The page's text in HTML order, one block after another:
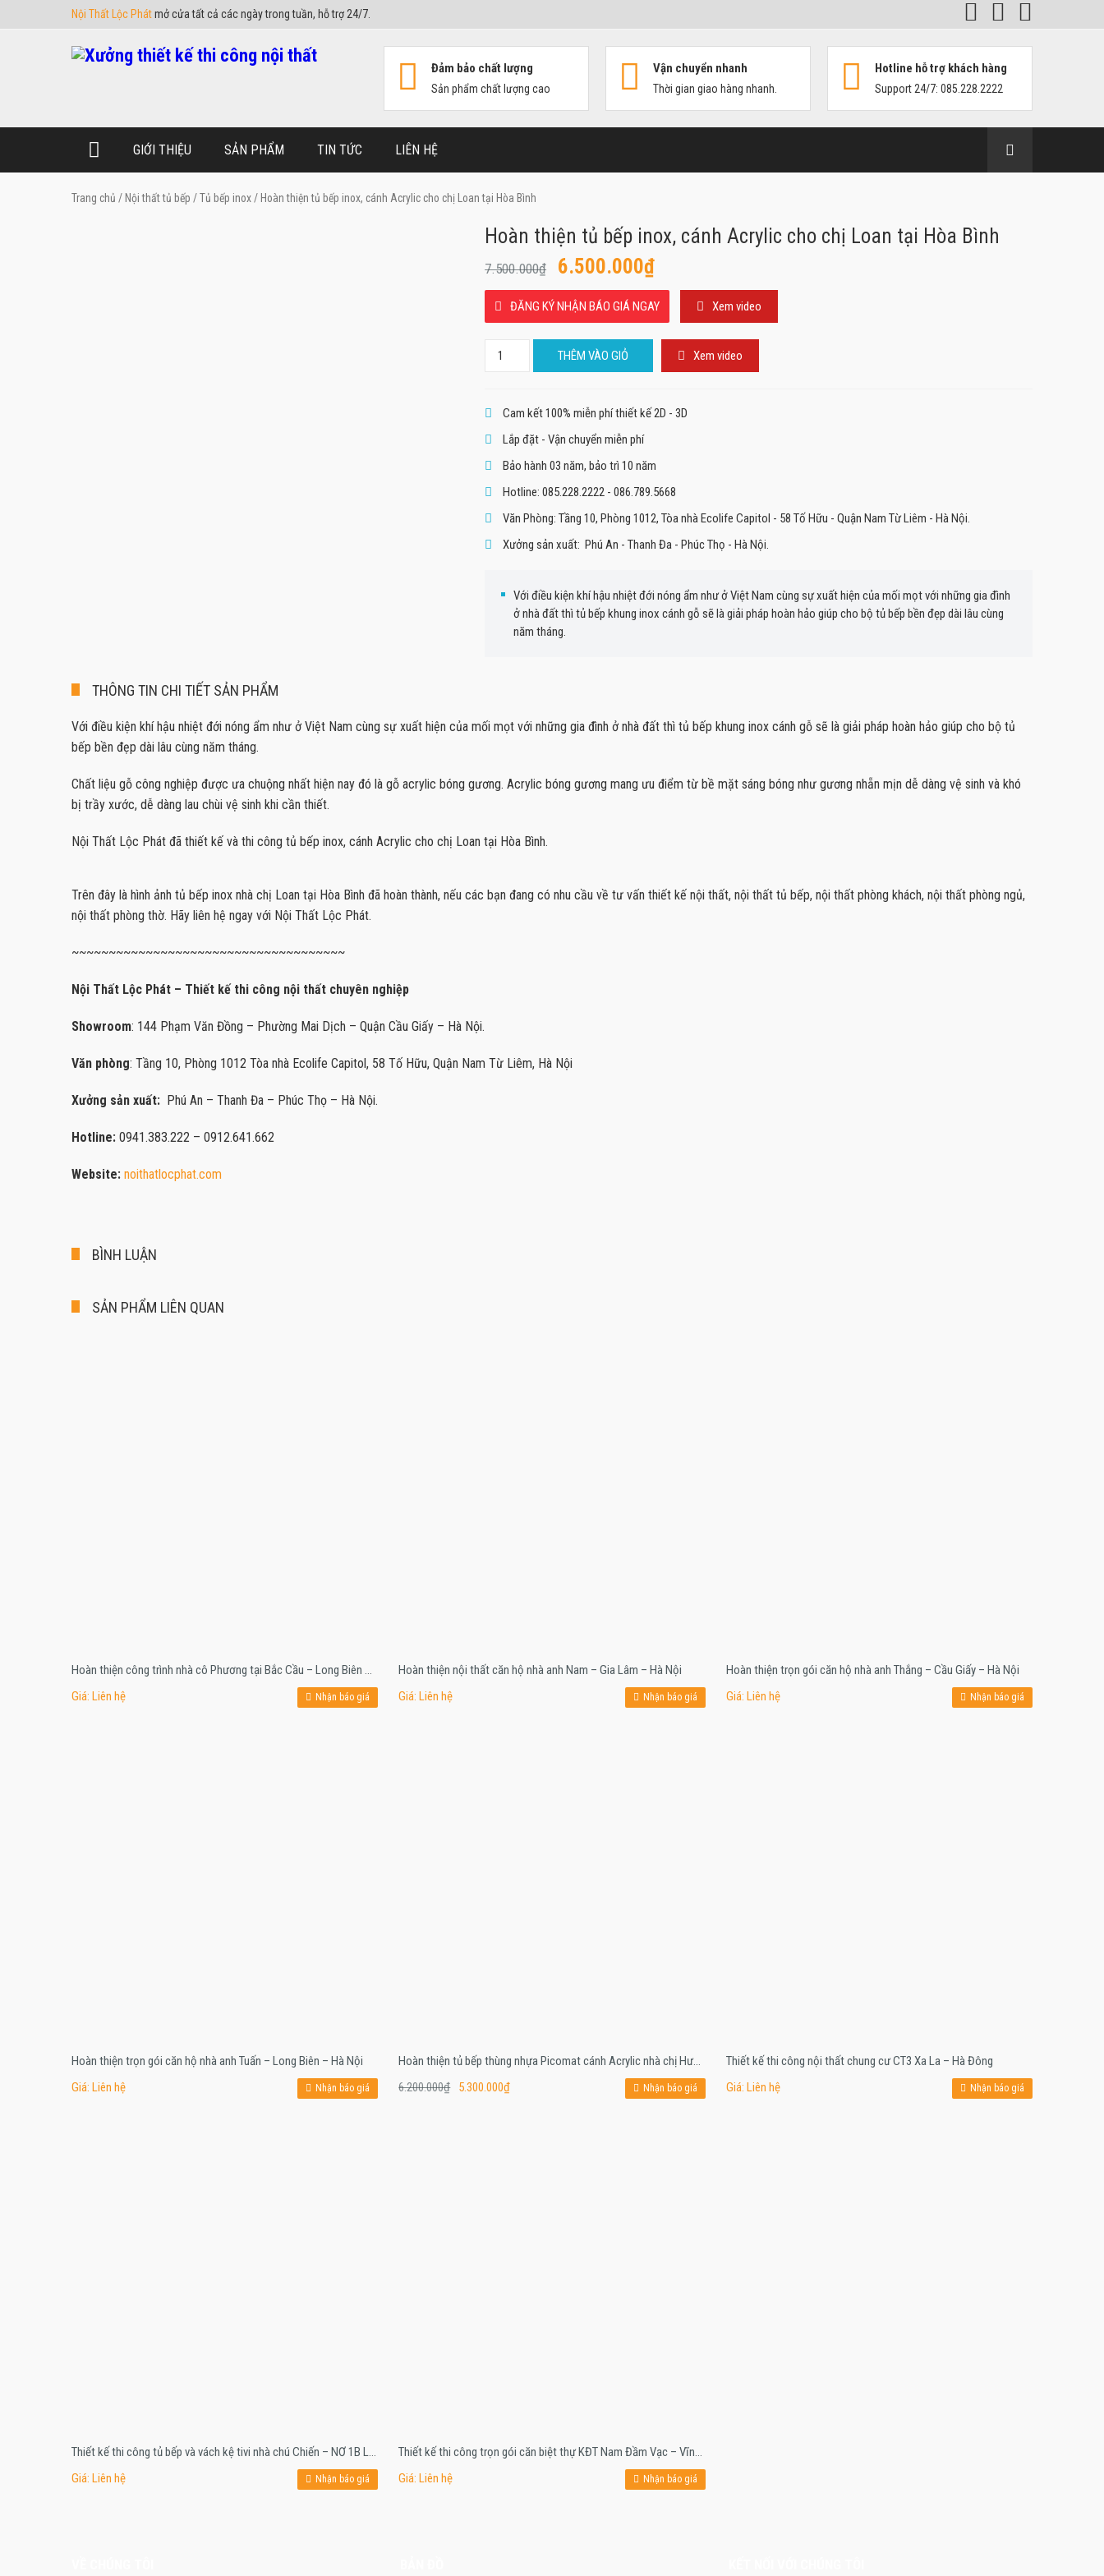
Nội Thất Lộc Phátmở cửa tất cả các ngày trong tuần, hỗ trợ 24/7.
Đảm bảo chất lượng
Sản phẩm chất lượng cao
Vận chuyển nhanh
Thời gian giao hàng nhanh.
Hotline hỗ trợ khách hàng
Support 24/7: 085.228.2222
GIỚI THIỆU SẢN PHẨM TIN TỨC LIÊN HỆ
Trang chủ / Nội thất tủ bếp /Tủ bếp inox/ Hoàn thiện tủ bếp inox, cánh Acrylic cho chị Loan tại Hòa Bình
Hoàn thiện tủ bếp inox, cánh Acrylic cho chị Loan tại Hòa Bình
7.500.000₫ 6.500.000₫
ĐĂNG KÝ NHẬN BÁO GIÁ NGAY Xem video
Số
THÊM VÀO GIỎ Xem video
Cam kết 100% miễn phí thiết kế 2D - 3D
Lắp đặt - Vận chuyển miễn phí
Bảo hành 03 năm, bảo trì 10 năm
Hotline: 085.228.2222 - 086.789.5668
Văn Phòng: Tầng 10, Phòng 1012, Tòa nhà Ecolife Capitol - 58 Tố Hữu - Quận Nam Từ Liêm - Hà Nội.
Xưởng sản xuất: Phú An - Thanh Đa - Phúc Thọ - Hà Nội.
Với điều kiện khí hậu nhiệt đới nóng ẩm như ở Việt Nam cùng sự xuất hiện của mối mọt với những gia đình
ở nhà đất thì tủ bếp khung inox cánh gỗ sẽ là giải pháp hoàn hảo giúp cho bộ tủ bếp bền đẹp dài lâu cùng
năm tháng.
THÔNG TIN CHI TIẾT SẢN PHẨM
Với điều kiện khí hậu nhiệt đới nóng ẩm như ở Việt Nam cùng sự xuất hiện của mối mọt với những gia đình ở nhà đất thì tủ bếp khung inox cánh gỗ sẽ là giải pháp hoàn hảo giúp cho bộ tủ
bếp bền đẹp dài lâu cùng năm tháng.
Chất liệu gỗ công nghiệp được ưa chuộng nhất hiện nay đó là gỗ acrylic bóng gương. Acrylic bóng gương mang ưu điểm từ bề mặt sáng bóng như gương nhẵn mịn dễ dàng vệ sinh và khó
bị trầy xước, dễ dàng lau chùi vệ sinh khi cần thiết.
Nội Thất Lộc Phát đã thiết kế và thi công tủ bếp inox, cánh Acrylic cho chị Loan tại Hòa Bình.
Trên đây là hình ảnh tủ bếp inox nhà chị Loan tại Hòa Bình đã hoàn thành, nếu các bạn đang có nhu cầu về tư vấn thiết kế nội thất, nội thất tủ bếp, nội thất phòng khách, nội thất phòng ngủ,
nội thất phòng thờ. Hãy liên hệ ngay với Nội Thất Lộc Phát.
~~~~~~~~~~~~~~~~~~~~~~~~~~~~~~~~~~~~~
Nội Thất Lộc Phát – Thiết kế thi công nội thất chuyên nghiệp
Showroom: 144 Phạm Văn Đồng – Phường Mai Dịch – Quận Cầu Giấy – Hà Nội.
Văn phòng: Tầng 10, Phòng 1012 Tòa nhà Ecolife Capitol, 58 Tố Hữu, Quận Nam Từ Liêm, Hà Nội
Xưởng sản xuất: Phú An – Thanh Đa – Phúc Thọ – Hà Nội.
Hotline: 0941.383.222 – 0912.641.662
Website: noithatlocphat.com
BÌNH LUẬN
SẢN PHẨM LIÊN QUAN
Hoàn thiện công trình nhà cô Phương tại Bắc Cầu – Long Biên – Hà Nội
Giá: Liên hệ
Nhận báo giá
Hoàn thiện nội thất căn hộ nhà anh Nam – Gia Lâm – Hà Nội
Giá: Liên hệ
Nhận báo giá
Hoàn thiện trọn gói căn hộ nhà anh Thắng – Cầu Giấy – Hà Nội
Giá: Liên hệ
Nhận báo giá
Hoàn thiện trọn gói căn hộ nhà anh Tuấn – Long Biên – Hà Nội
Giá: Liên hệ
Nhận báo giá
Hoàn thiện tủ bếp thùng nhựa Picomat cánh Acrylic nhà chị Hường – Bố Hạ-Yên Thế-Bắc Giang
6.200.000₫ 5.300.000₫ Nhận báo giá
Thiết kế thi công nội thất chung cư CT3 Xa La – Hà Đông
Giá: Liên hệ
Nhận báo giá
Thiết kế thi công tủ bếp và vách kệ tivi nhà chú Chiến – NƠ 1B Linh Đàm
Giá: Liên hệ
Nhận báo giá
Thiết kế thi công trọn gói căn biệt thự KĐT Nam Đầm Vạc – Vĩnh Yên
Giá: Liên hệ
Nhận báo giá